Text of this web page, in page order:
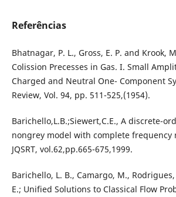
Referências
Bhatnagar, P. L., Gross, E. P. and Krook,
Colission Precesses in Gas. I. Small
Charged and Neutral One- Component
Review, Vol. 94, pp. 511-525,(1954).
Barichello,L.B.;Siewert,C.E., A discrete-
nongrey model with complete
JQSRT, vol.62,pp.665-675,1999.
Barichello, L. B., Camargo, M.,
E.; Unified Solutions to Classical Flow